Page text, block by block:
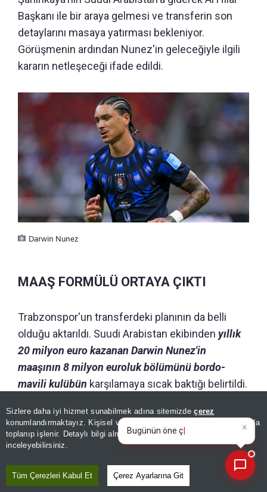
Sizlere daha iyi hizmet sunabilmek adına sitemizdeçerez
konumlandırmaktayız. Kişisel verileriniz, KVKK ve GDPR kapsamında
toplanıp işlenir. Detaylı bilgi almak içinAydınlatma Metnimizi
inceleyebilirsiniz.
Tüm Çerezleri Kabul Et Çerez Ayarlarına Git
Başkanı ile bir araya gelmesi ve transferin son
detaylarını masaya yatırması bekleniyor.
Görüşmenin ardından Nunez'in geleceğiyle ilgili
kararın netleşeceği ifade edildi.
Darwin Nunez
MAAŞ FORMÜLÜ ORTAYA ÇIKTI
Trabzonspor'un transferdeki planının da belli
olduğu aktarıldı. Suudi Arabistan ekibinden yıllık
20 milyon euro kazanan Darwin Nunez'in
maaşının 8 milyon euroluk bölümünü bordo-
mavili kulübün karşılamaya sıcak baktığı belirtildi.
GÜNÜN ÖZETİ
×
Bugünün öne çıkan manşetleri
ve gelişmeleri neler?